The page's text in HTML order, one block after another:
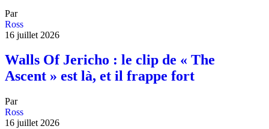
Par
Ross
16 juillet 2026
Walls Of Jericho : le clip de « The
Ascent » est là, et il frappe fort
Par
Ross
16 juillet 2026